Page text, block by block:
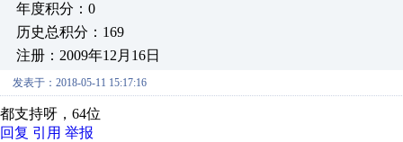
年度积分：0
历史总积分：169
注册：2009年12月16日
发表于：2018-05-11 15:17:16
都支持呀，64位
回复 引用 举报